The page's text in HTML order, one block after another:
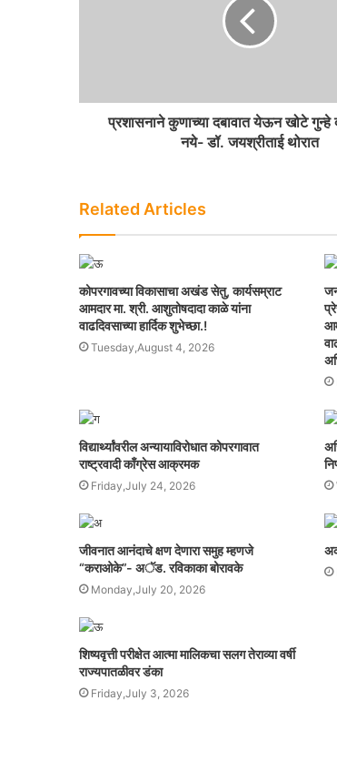
प्रशासनाने कुणाच्या दबावात येऊन खोटे
नये- डॉ. जयश्रीताई थोरात
Related Articles
कोपरगावच्या विकासाचा अखंड सेतु, कार्यसम्राट
आमदार मा. श्री. आशुतोषदादा काळे यांना
वाढदिवसाच्या हार्दिक शुभेच्छा.!
Tuesday,August 4, 2026
विद्यार्थ्यांवरील अन्यायाविरोधात कोपरगावात
राष्ट्रवादी काँग्रेस आक्रमक
Friday,July 24, 2026
जीवनात आनंदाचे क्षण देणारा समुह म्हणजे
“कराओके”- अॅड. रविकाका बोरावके
Monday,July 20, 2026
शिष्यवृत्ती परीक्षेत आत्मा मालिकचा सलग तेराव्या वर्षी
राज्यपातळीवर डंका
Friday,July 3, 2026